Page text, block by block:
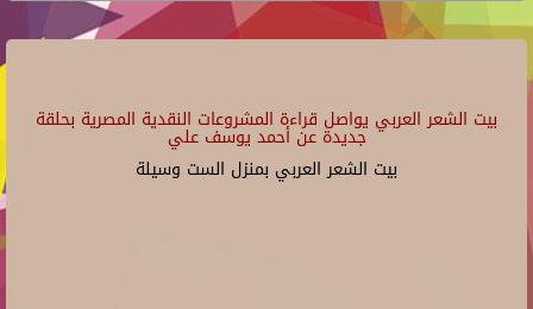
بيت الشعر العربي يواصل قراءة المشروعات النقدية المصرية بحلقة
جديدة عن أحمد يوسف علي
بيت الشعر العربي بمنزل الست وسيلة